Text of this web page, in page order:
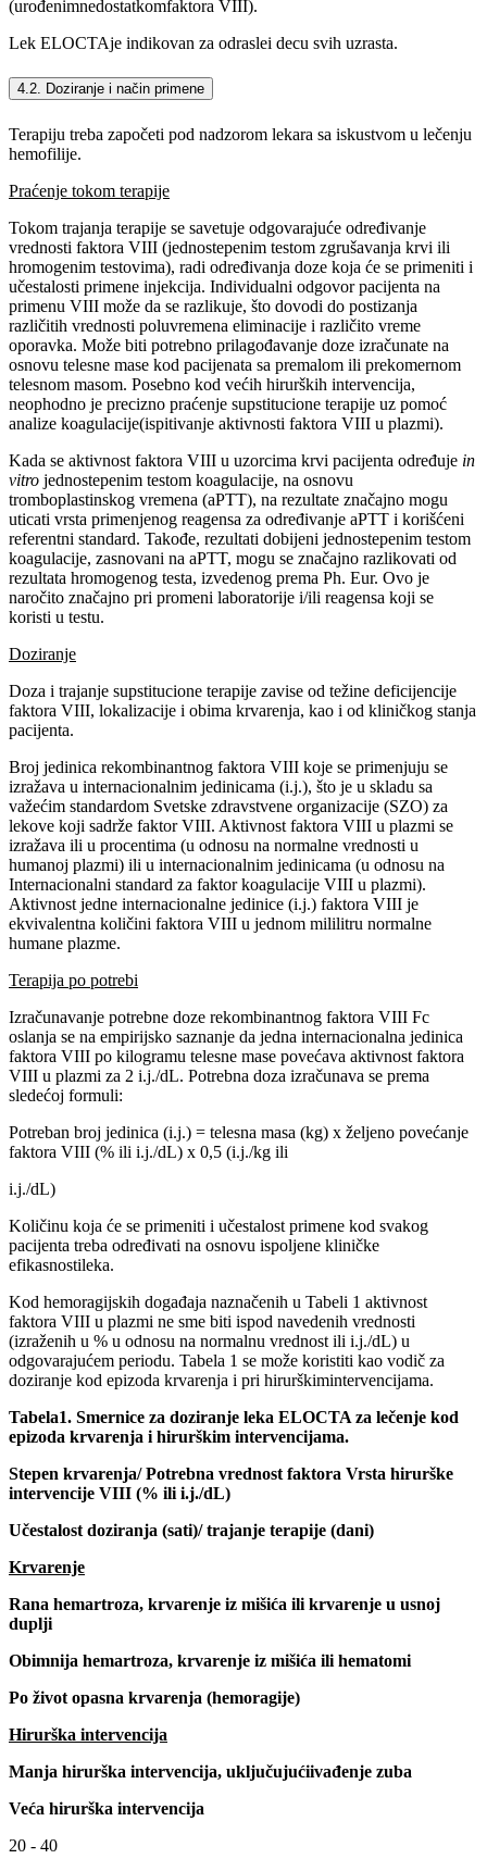
(urođenimnedostatkomfaktora VIII).
Lek ELOCTAje indikovan za odraslei decu svih uzrasta.
4.2. Doziranje i način primene
Terapiju treba započeti pod nadzorom lekara sa iskustvom u lečenju
hemofilije.
Praćenje tokom terapije
Tokom trajanja terapije se savetuje odgovarajuće određivanje
vrednosti faktora VIII (jednostepenim testom zgrušavanja krvi ili
hromogenim testovima), radi određivanja doze koja će se primeniti i
učestalosti primene injekcija. Individualni odgovor pacijenta na
primenu VIII može da se razlikuje, što dovodi do postizanja
različitih vrednosti poluvremena eliminacije i različito vreme
oporavka. Može biti potrebno prilagođavanje doze izračunate na
osnovu telesne mase kod pacijenata sa premalom ili prekomernom
telesnom masom. Posebno kod većih hirurških intervencija,
neophodno je precizno praćenje supstitucione terapije uz pomoć
analize koagulacije(ispitivanje aktivnosti faktora VIII u plazmi).
Kada se aktivnost faktora VIII u uzorcima krvi pacijenta određuje in
vitro jednostepenim testom koagulacije, na osnovu
tromboplastinskog vremena (aPTT), na rezultate značajno mogu
uticati vrsta primenjenog reagensa za određivanje aPTT i korišćeni
referentni standard. Takođe, rezultati dobijeni jednostepenim testom
koagulacije, zasnovani na aPTT, mogu se značajno razlikovati od
rezultata hromogenog testa, izvedenog prema Ph. Eur. Ovo je
naročito značajno pri promeni laboratorije i/ili reagensa koji se
koristi u testu.
Doziranje
Doza i trajanje supstitucione terapije zavise od težine deficijencije
faktora VIII, lokalizacije i obima krvarenja, kao i od kliničkog stanja
pacijenta.
Broj jedinica rekombinantnog faktora VIII koje se primenjuju se
izražava u internacionalnim jedinicama (i.j.), što je u skladu sa
važećim standardom Svetske zdravstvene organizacije (SZO) za
lekove koji sadrže faktor VIII. Aktivnost faktora VIII u plazmi se
izražava ili u procentima (u odnosu na normalne vrednosti u
humanoj plazmi) ili u internacionalnim jedinicama (u odnosu na
Internacionalni standard za faktor koagulacije VIII u plazmi).
Aktivnost jedne internacionalne jedinice (i.j.) faktora VIII je
ekvivalentna količini faktora VIII u jednom mililitru normalne
humane plazme.
Terapija po potrebi
Izračunavanje potrebne doze rekombinantnog faktora VIII Fc
oslanja se na empirijsko saznanje da jedna internacionalna jedinica
faktora VIII po kilogramu telesne mase povećava aktivnost faktora
VIII u plazmi za 2 i.j./dL. Potrebna doza izračunava se prema
sledećoj formuli:
Potreban broj jedinica (i.j.) = telesna masa (kg) x željeno povećanje
faktora VIII (% ili i.j./dL) x 0,5 (i.j./kg ili
i.j./dL)
Količinu koja će se primeniti i učestalost primene kod svakog
pacijenta treba određivati na osnovu ispoljene kliničke
efikasnostileka.
Kod hemoragijskih događaja naznačenih u Tabeli 1 aktivnost
faktora VIII u plazmi ne sme biti ispod navedenih vrednosti
(izraženih u % u odnosu na normalnu vrednost ili i.j./dL) u
odgovarajućem periodu. Tabela 1 se može koristiti kao vodič za
doziranje kod epizoda krvarenja i pri hirurškimintervencijama.
Tabela1. Smernice za doziranje leka ELOCTA za lečenje kod
epizoda krvarenja i hirurškim intervencijama.
Stepen krvarenja/ Potrebna vrednost faktora Vrsta hirurške
intervencije VIII (% ili i.j./dL)
Učestalost doziranja (sati)/ trajanje terapije (dani)
Krvarenje
Rana hemartroza, krvarenje iz mišića ili krvarenje u usnoj
duplji
Obimnija hemartroza, krvarenje iz mišića ili hematomi
Po život opasna krvarenja (hemoragije)
Hirurška intervencija
Manja hirurška intervencija, uključujućiivađenje zuba
Veća hirurška intervencija
20 - 40